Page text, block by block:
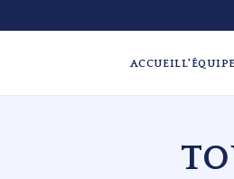
ACCUEILL'ÉQUIPE